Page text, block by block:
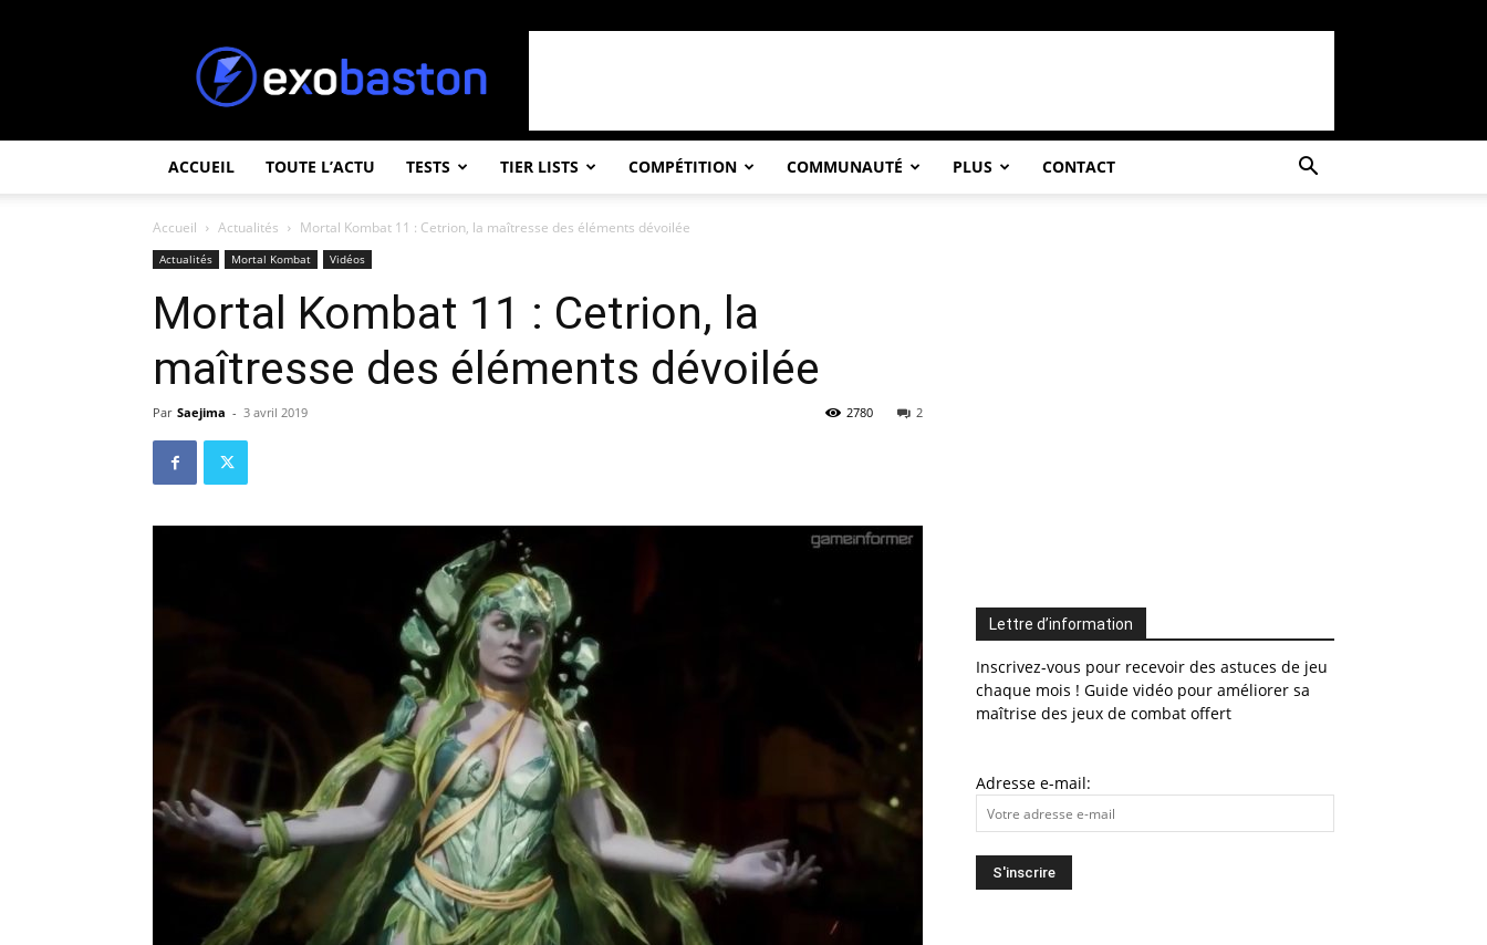
ACCUEIL TOUTE L’ACTU TESTS TIER LISTS COMPÉTITION COMMUNAUTÉ PLUS CONTACT
Accueil Actualités Mortal Kombat 11 : Cetrion, la maîtresse des éléments dévoilée
Actualités Mortal Kombat Vidéos
Mortal Kombat 11 : Cetrion, la
maîtresse des éléments dévoilée
Par Saejima - 3 avril 2019 2
2780
Lettre d’information
Inscrivez-vous pour recevoir des astuces de jeu
chaque mois ! Guide vidéo pour améliorer sa
maîtrise des jeux de combat offert
Adresse e-mail: